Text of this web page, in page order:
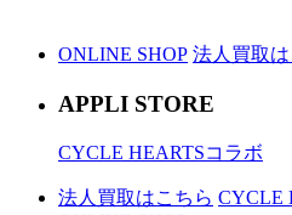
ONLINE SHOP 法人買取
APPLI STORE
CYCLE HEARTSコラボ
法人買取はこちら CYCLE